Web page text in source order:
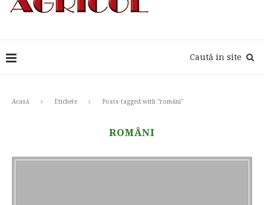
Caută in site
Acasă Etichete Posts tagged with "români"
ROMÂNI